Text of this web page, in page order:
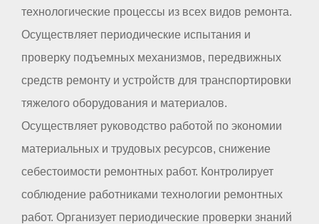
технологические процессы из всех видов ремонта.
Осуществляет периодические испытания и
проверку подъемных механизмов, передвижных
средств ремонту и устройств для транспортировки
тяжелого оборудования и материалов.
Осуществляет руководство работой по экономии
материальных и трудовых ресурсов, снижение
себестоимости ремонтных работ. Контролирует
соблюдение работниками технологии ремонтных
работ. Организует периодические проверки знаний